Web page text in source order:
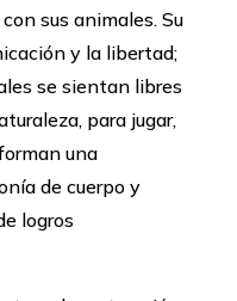
sus animales. Su
y la libertad;
se sientan libres
para jugar,
una
de cuerpo y
logros